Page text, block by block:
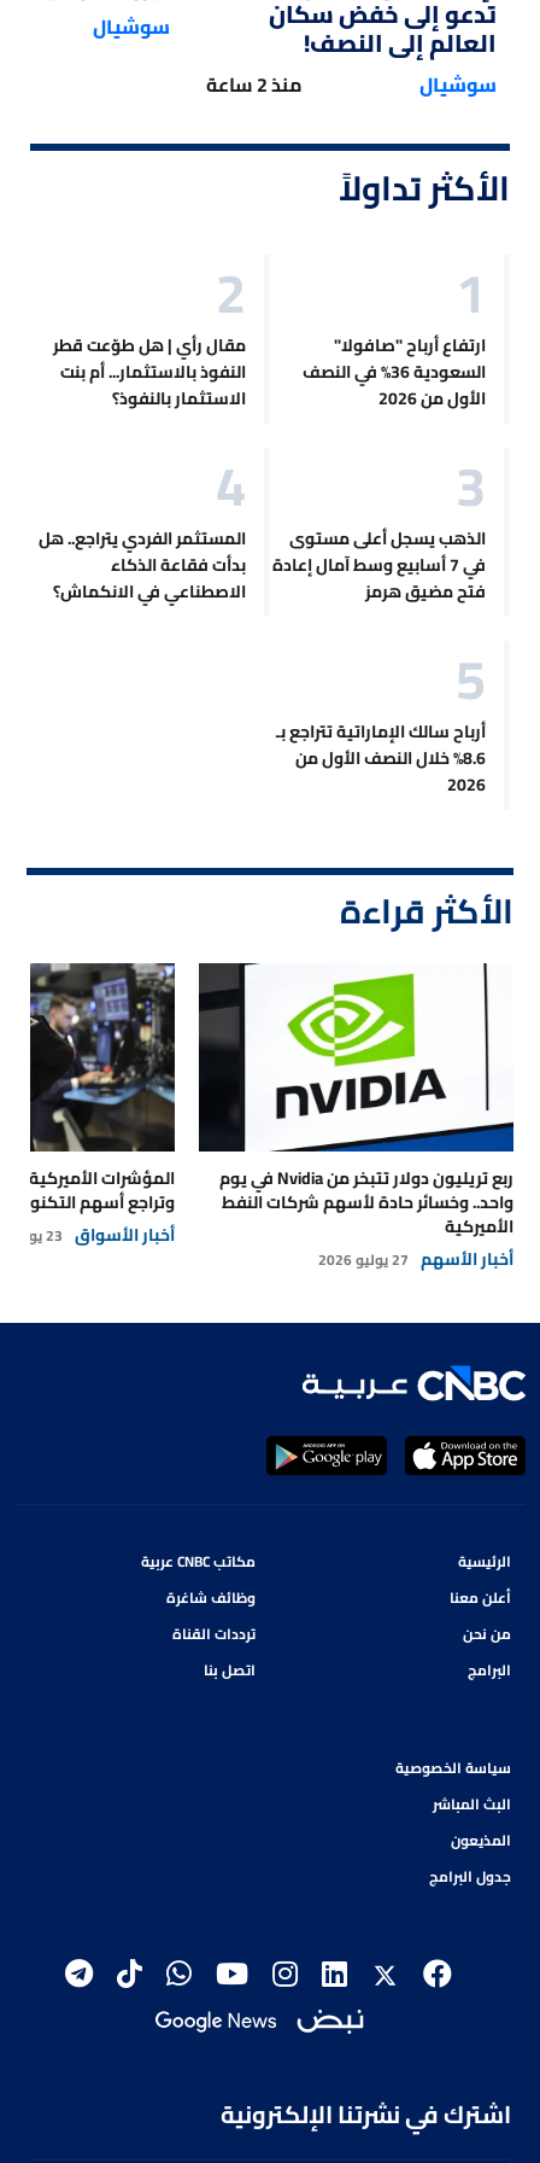
تدعو إلى خفض سكان
العالم إلى النصف!
سوشيال منذ 2 ساعة
سوشيال
الأكثر تداولاً
ارتفاع أرباح "صافولا"
السعودية 36% في النصف
الأول من 2026
مقال رأي | هل طوّعت قطر
النفوذ بالاستثمار... أم بنت
الاستثمار بالنفوذ؟
الذهب يسجل أعلى مستوى
في 7 أسابيع وسط آمال إعادة
فتح مضيق هرمز
المستثمر الفردي يتراجع.. هل
بدأت فقاعة الذكاء
الاصطناعي في الانكماش؟
أرباح سالك الإماراتية تتراجع بـ
8.6% خلال النصف الأول من
2026
الأكثر قراءة
ربع تريليون دولار تتبخر من Nvidia في يوم
واحد.. وخسائر حادة لأسهم شركات النفط
الأميركية
أخبار الأسهم 27 يوليو 2026
المؤشرات الأميركية
وتراجع أسهم
أخبار الأسواق 23 يوليو 2026
الرئيسية
أعلن معنا
من نحن
البرامج
مكاتب CNBC عربية
وظائف شاغرة
ترددات القناة
اتصل بنا
سياسة الخصوصية
البث المباشر
المذيعون
جدول البرامج
اشترك في نشرتنا الإلكترونية